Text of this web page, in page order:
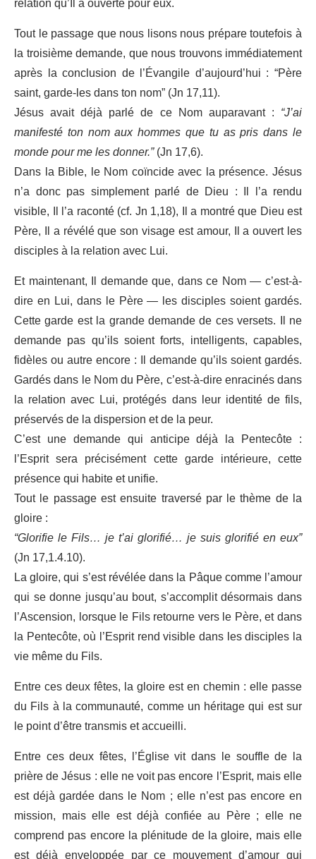
Tout le passage que nous lisons nous prépare toutefois à
la troisième demande, que nous trouvons immédiatement
après la conclusion de l’Évangile d’aujourd’hui : “Père
saint, garde-les dans ton nom” (Jn 17,11).
Jésus avait déjà parlé de ce Nom auparavant : “J’ai
manifesté ton nom aux hommes que tu as pris dans le
monde pour me les donner.”(Jn 17,6).
Dans la Bible, le Nom coïncide avec la présence. Jésus
n’a donc pas simplement parlé de Dieu : Il l’a rendu
visible, Il l’a raconté (cf. Jn 1,18), Il a montré que Dieu est
Père, Il a révélé que son visage est amour, Il a ouvert les
disciples à la relation avec Lui.
Et maintenant, Il demande que, dans ce Nom — c’est-à-
dire en Lui, dans le Père — les disciples soient gardés.
Cette garde est la grande demande de ces versets. Il ne
demande pas qu’ils soient forts, intelligents, capables,
fidèles ou autre encore : Il demande qu’ils soient gardés.
Gardés dans le Nom du Père, c’est-à-dire enracinés dans
la relation avec Lui, protégés dans leur identité de fils,
préservés de la dispersion et de la peur.
C’est une demande qui anticipe déjà la Pentecôte :
l’Esprit sera précisément cette garde intérieure, cette
présence qui habite et unifie.
Tout le passage est ensuite traversé par le thème de la
gloire :
“Glorifie le Fils… je t’ai glorifié… je suis glorifié en eux”
(Jn 17,1.4.10).
La gloire, qui s’est révélée dans la Pâque comme l’amour
qui se donne jusqu’au bout, s’accomplit désormais dans
l’Ascension, lorsque le Fils retourne vers le Père, et dans
la Pentecôte, où l’Esprit rend visible dans les disciples la
vie même du Fils.
Entre ces deux fêtes, la gloire est en chemin : elle passe
du Fils à la communauté, comme un héritage qui est sur
le point d’être transmis et accueilli.
Entre ces deux fêtes, l’Église vit dans le souffle de la
prière de Jésus : elle ne voit pas encore l’Esprit, mais elle
est déjà gardée dans le Nom ; elle n’est pas encore en
mission, mais elle est déjà confiée au Père ; elle ne
comprend pas encore la plénitude de la gloire, mais elle